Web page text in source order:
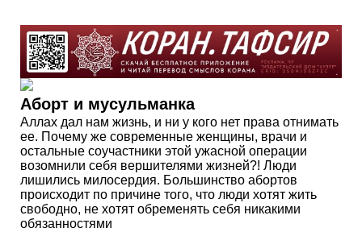
Аборт и мусульманка
Аллах дал нам жизнь, и ни у кого нет права отнимать
ее. Почему же современные женщины, врачи и
остальные соучастники этой ужасной операции
возомнили себя вершителями жизней?! Люди
лишились милосердия. Большинство абортов
происходит по причине того, что люди хотят жить
свободно, не хотят обременять себя никакими
обязанностями